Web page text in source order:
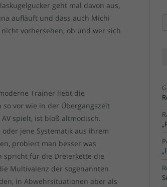
geht mal davon aus,
aufläuft und dass auch Michi
vorhersehen, ob und wer sich
Trainer liebt die
vor wie in der Übergangszeit
spielt, ist bloß altmodisch.
jene Systematik aus ihrem
probiert man besser was
spricht für die Dreierkette die
Multivalenz der sogenannten
in Abwehrsituationen aber als